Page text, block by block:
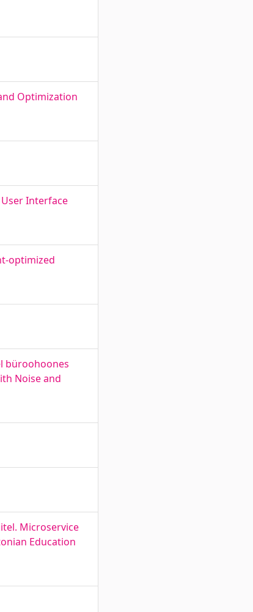
Optimization
Interface
optimized
büroohoones
Noise and
Microservice
Education